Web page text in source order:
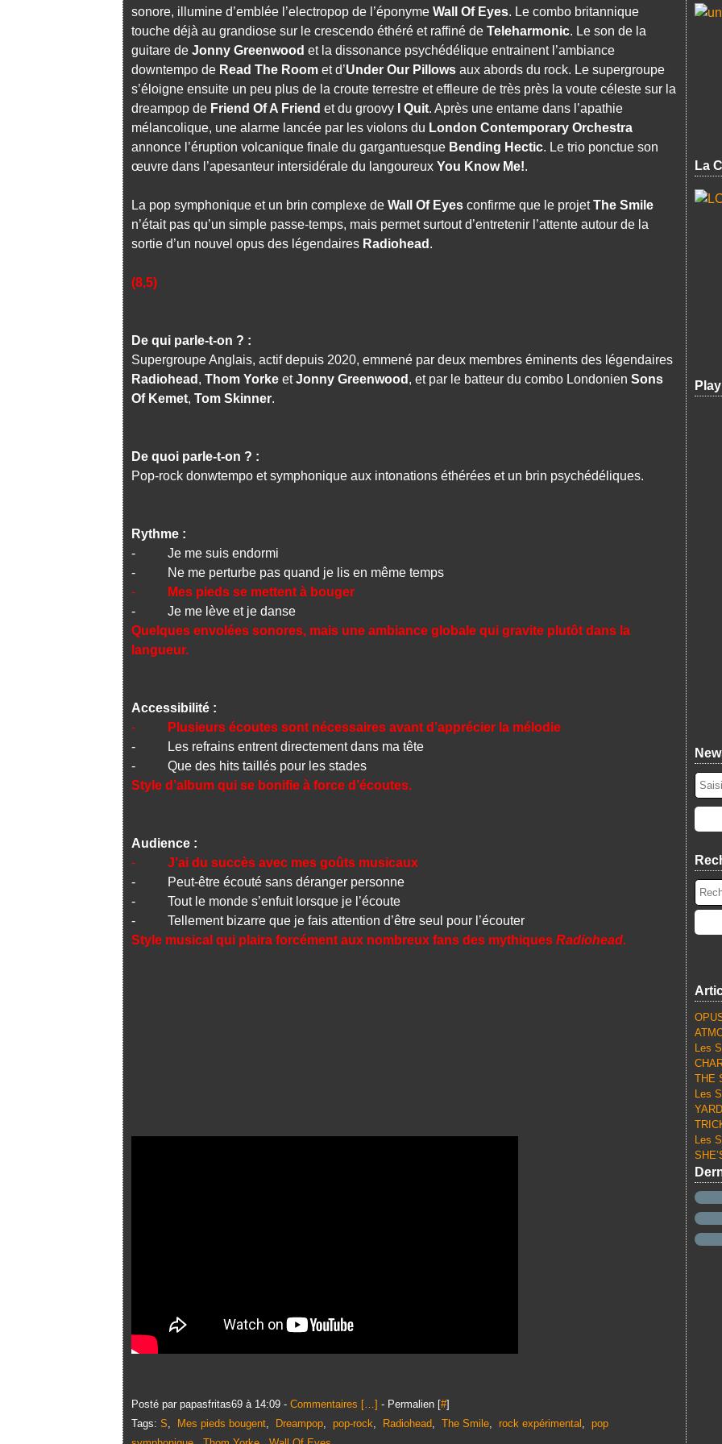
sonore, illumine d’emblée l’electropop de l’éponyme Wall Of Eyes. Le combo britannique
touche déjà au grandiose sur le crescendo éthéré et raffiné de Teleharmonic. Le son de la
guitare de Jonny Greenwood et la dissonance psychédélique entrainent l’ambiance
downtempo de Read The Room et d’Under Our Pillows aux abords du rock. Le supergroupe
s’éloigne ensuite un peu plus de la croute terrestre et effleure de très près la voute céleste sur la
dreampop de Friend Of A Friend et du groovy I Quit. Après une entame dans l’apathie
mélancolique, une alarme lancée par les violons du London Contemporary Orchestra
annonce l’éruption volcanique finale du gargantuesque Bending Hectic. Le trio ponctue son
œuvre dans l’apesanteur intersidérale du langoureux You Know Me!.
La pop symphonique et un brin complexe de Wall Of Eyes confirme que le projetThe Smile
n’était pas qu’un simple passe-temps, mais permet surtout d’entretenir l’attente autour de la
sortie d’un nouvel opus des légendaires Radiohead .
(8,5)
De qui parle-t-on ? :
Supergroupe Anglais, actif depuis 2020, emmené par deux membres éminents des légendaires
Radiohead , Thom Yorke etJonny Greenwood , et par le batteur du combo Londonien Sons
Of Kemet, Tom Skinner.
De quoi parle-t-on ? :
Pop-rock donwtempo et symphonique aux intonations éthérées et un brin psychédéliques.
Rythme :
- Je me suis endormi
- Ne me perturbe pas quand je lis en même temps
-
Mes pieds se mettent à bouger
- Je me lève et je danse
Quelques envolées sonores, mais une ambiance globale qui gravite plutôt dans la
langueur.
Accessibilité :
-
Plusieurs écoutes sont nécessaires avant d’apprécier la mélodie
- Les refrains entrent directement dans ma tête
- Que des hits taillés pour les stades
Style d’album qui se bonifie à force d’écoutes.
Audience :
- J’ai du succès avec mes goûts musicaux
- Peut-être écouté sans déranger personne
- Tout le monde s’enfuit lorsque je l’écoute
- Tellement bizarre que je fais attention d’être seul pour l’écouter
Style musical qui plaira forcément aux nombreux fans des mythiques Radiohead.
Posté par papasfritas69 à 14:09 - Commentaires […] - Permalien [#]
Tags: S, Mes pieds bougent, Dreampop, pop-rock, Radiohead, The Smile, rock expérimental , pop
La
Les
THE
Les
Les